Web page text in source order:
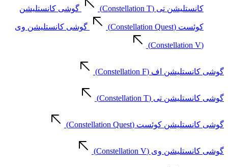
کانستلیشن تی (Constellation T) گوشی کانستلیشن
کوئست (Constellation Quest) گوشی کانستلیشن وی
(Constellation V)
گوشی کانستلیشن اف (Constellation F)
گوشی کانستلیشن تی (Constellation T)
گوشی کانستلیشن کوئست (Constellation Quest)
گوشی کانستلیشن وی (Constellation V)